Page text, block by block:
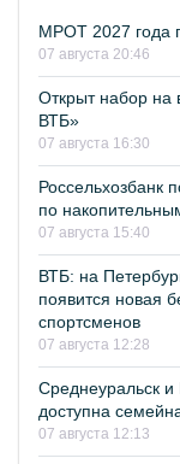
МРОТ 2027 года
07 августа 20:46
Открыт набор на
ВТБ»
07 августа 16:30
Россельхозбанк
по
07 августа 15:40
ВТБ: на
появится новая
спортсменов
07 августа 12:28
Среднеуральск и
доступна
07 августа 12:13